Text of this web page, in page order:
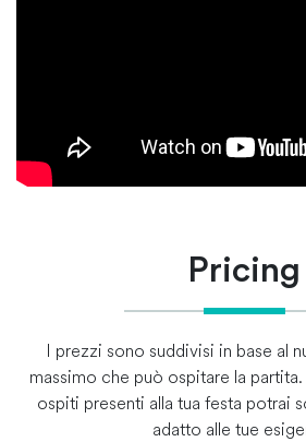
Pricing
I prezzi sono suddivisi in base al
massimo che può ospitare la
ospiti presenti alla tua festa potrai
adatto alle tue